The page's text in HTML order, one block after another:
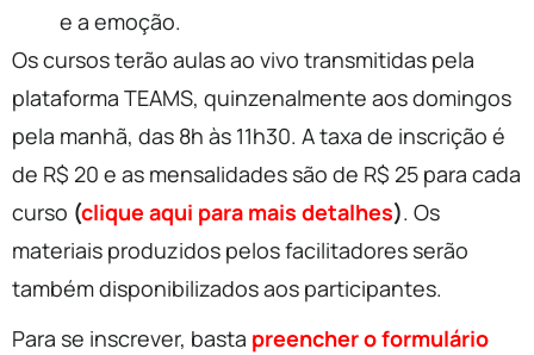
e a emoção.
Os cursos terão aulas ao vivo transmitidas pela
plataforma TEAMS, quinzenalmente aos domingos
pela manhã, das 8h às 11h30. A taxa de inscrição é
de R$ 20 e as mensalidades são de R$ 25 para cada
curso (clique aqui para mais detalhes). Os
materiais produzidos pelos facilitadores serão
também disponibilizados aos participantes.
Para se inscrever, basta preencher o formulário